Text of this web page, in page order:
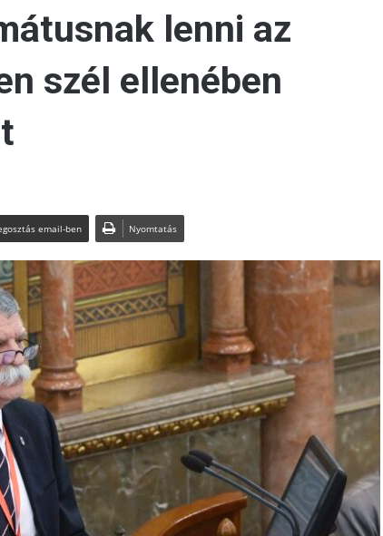
lenni az
szél ellenében
email-ben Nyomtatás